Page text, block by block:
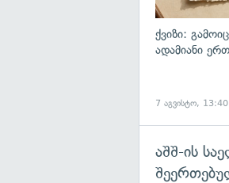
ქვიზი:
ადამიანი
7 აგვისტო, 13:40
აშშ-ის